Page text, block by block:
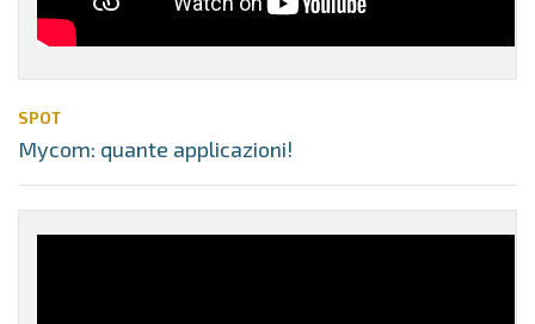
SPOT
Mycom: quante applicazioni!